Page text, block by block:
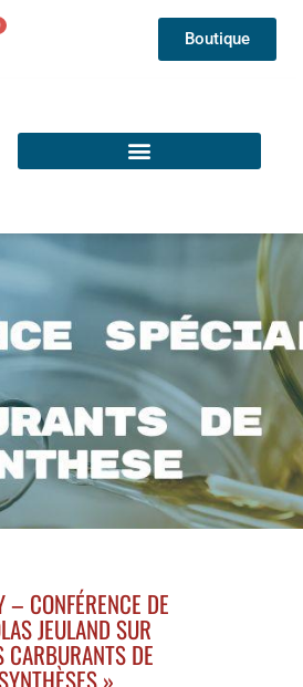
Boutique
– CONFÉRENCE DE
JEULAND SUR
CARBURANTS DE
»